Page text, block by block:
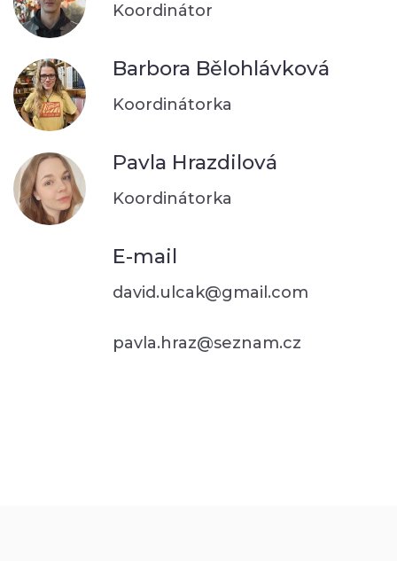
Koordinátor
Barbora Bělohlávková
Koordinátorka
Pavla Hrazdilová
Koordinátorka
E-mail
david.ulcak@gmail.com
pavla.hraz@seznam.cz